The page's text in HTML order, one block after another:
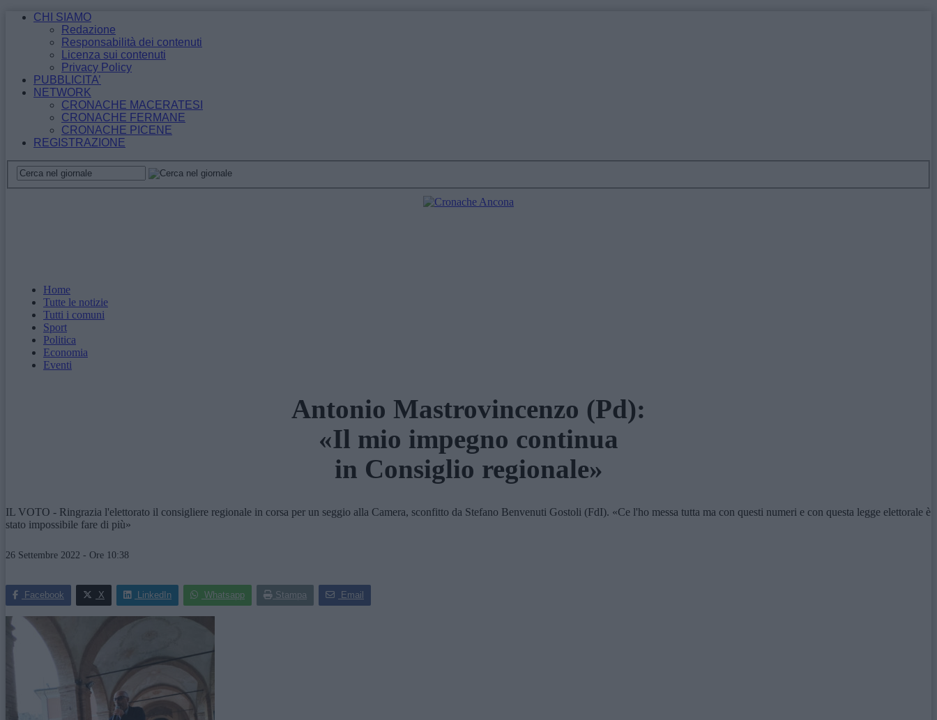
CHI SIAMO
Redazione
Responsabilità dei contenuti
Licenza sui contenuti
Privacy Policy
PUBBLICITA’
NETWORK
CRONACHE MACERATESI
CRONACHE FERMANE
CRONACHE PICENE
REGISTRAZIONE
Home
Tutte le notizie
Tutti i comuni
Sport
Politica
Economia
Eventi
Antonio Mastrovincenzo (Pd):
«Il mio impegno continua
in Consiglio regionale»
IL VOTO - Ringrazia l'elettorato il consigliere regionale in corsa per un seggio alla Camera, sconfitto da Stefano Benvenuti Gostoli (FdI). «Ce l'ho messa tutta ma con questi numeri e con questa legge elettorale è
stato impossibile fare di più»
26 Settembre 2022 - Ore 10:38
Facebook X LinkedIn Whatsapp Stampa Email